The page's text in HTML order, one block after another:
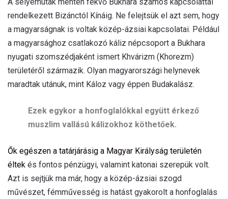
rendelkezett Bizánctól Kínáig. Ne felejtsük el azt sem, hogy
a magyarságnak is voltak közép-ázsiai kapcsolatai. Például
a magyarsághoz csatlakozó káliz népcsoport a Bukhara
nyugati szomszédjaként ismert Khvárizm (Khorezm)
területéről származik. Olyan magyarországi helynevek
maradtak utánuk, mint Káloz vagy éppen Budakalász.
Ezek egykor a honfoglalókkal együtt érkező
muszlim vallású kálizokhoz köthetőek.
Ők egészen a tatárjárásig a Magyar Királyság területén
éltek és fontos pénzügyi, valamint katonai szerepük volt.
Azt is sejtjük ma már, hogy a közép-ázsiai szogd
művészet, fémművesség is hatást gyakorolt a honfoglalás